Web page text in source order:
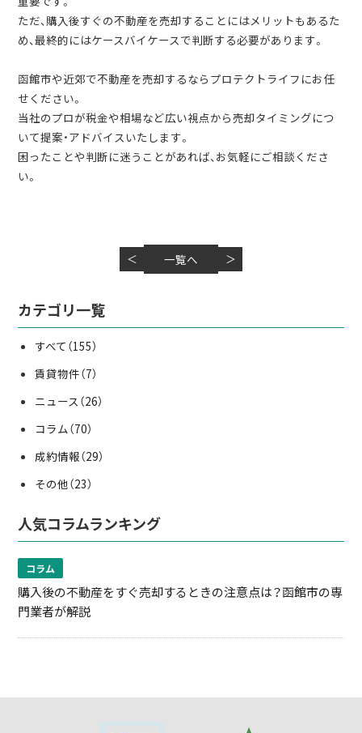
ただ、購入後すぐの不動産を売却することにはメリットもあるた
め、最終的にはケースバイケースで判断する必要があります。
函館市や近郊で不動産を売却するならプロテクトライフにお任
せください。
当社のプロが税金や相場など広い視点から売却タイミングにつ
いて提案・アドバイスいたします。
困ったことや判断に迷うことがあれば、お気軽にご相談くださ
い。
＜ 一覧へ ＞
カテゴリ一覧
すべて （155）
賃貸物件（7）
ニュース （26）
コラム （70）
成約情報（29）
その他（23）
人気コラムランキング
コラム
購入後の不動産をすぐ売却するときの注意点は？函館市の専
門業者が解説